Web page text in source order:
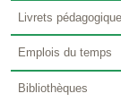
Livrets
Emplois du temps
Bibliothèques